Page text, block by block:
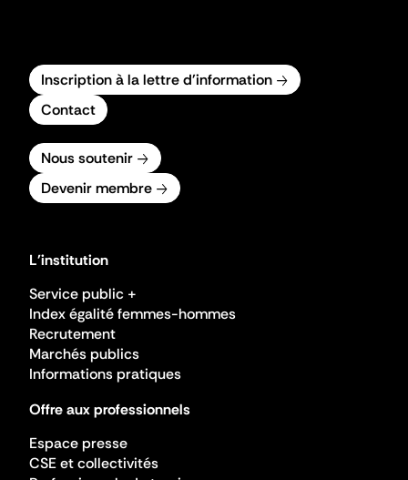
Inscription à la lettre d'information
Contact
Nous soutenir
Devenir membre
L'institution
Service public +
Index égalité femmes-hommes
Recrutement
Marchés publics
Informations pratiques
Offre aux professionnels
Espace presse
CSE et collectivités